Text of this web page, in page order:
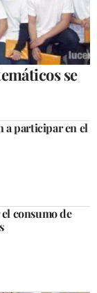
se
a participar en el
consumo de